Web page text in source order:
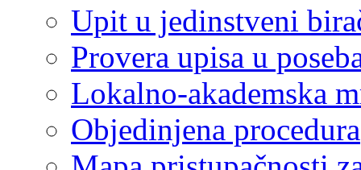
Upit u jedinstveni
Provera upisa u
Lokalno-akademska
Objedinjena procedura